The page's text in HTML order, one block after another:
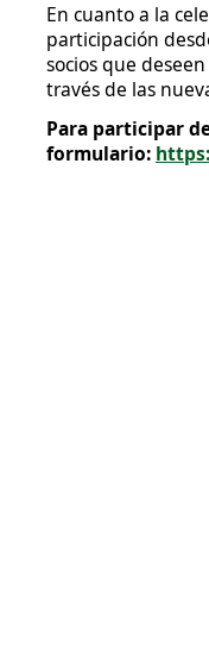
En cuanto a la
participación
socios que
través de las
Para participar
formulario: